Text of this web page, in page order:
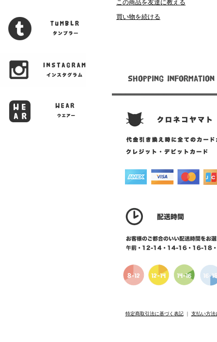
この商品を友達に教える
買い物を続ける
特定商取引法に基づく表記｜ 支払い方法